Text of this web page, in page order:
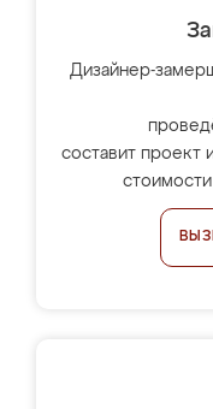
Дизайнер-
составит проект